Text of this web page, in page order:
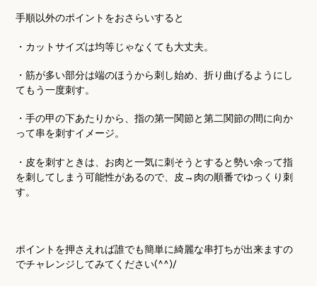
手順以外のポイントをおさらいすると
・カットサイズは均等じゃなくても大丈夫。
・筋が多い部分は端のほうから刺し始め、折り曲げるようにし
てもう一度刺す。
・手の甲の下あたりから、指の第一関節と第二関節の間に向か
って串を刺すイメージ。
・皮を刺すときは、お肉と一気に刺そうとすると勢い余って指
を刺してしまう可能性があるので、皮→肉の順番でゆっくり刺
す。
ポイントを押さえれば誰でも簡単に綺麗な串打ちが出来ますの
でチャレンジしてみてください(^^)/